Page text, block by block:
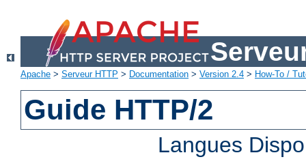
Apache > Serveur HTTP > Documentation > Version 2.4 > How-To /
Guide HTTP/2
Langues